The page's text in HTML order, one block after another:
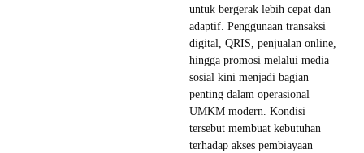
untuk bergerak lebih cepat dan
adaptif. Penggunaan transaksi
digital, QRIS, penjualan online,
hingga promosi melalui media
sosial kini menjadi bagian
penting dalam operasional
UMKM modern. Kondisi
tersebut membuat kebutuhan
terhadap akses pembiayaan